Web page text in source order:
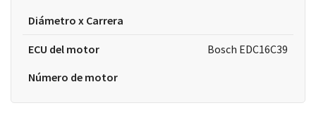
Diámetro x Carrera
ECU del motor
Bosch EDC16C39
Número de motor